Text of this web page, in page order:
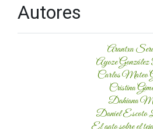
Autores
Arantxa
Ayoze
Carlos Mateo
Cristina
Dahiana
Daniel Escoto